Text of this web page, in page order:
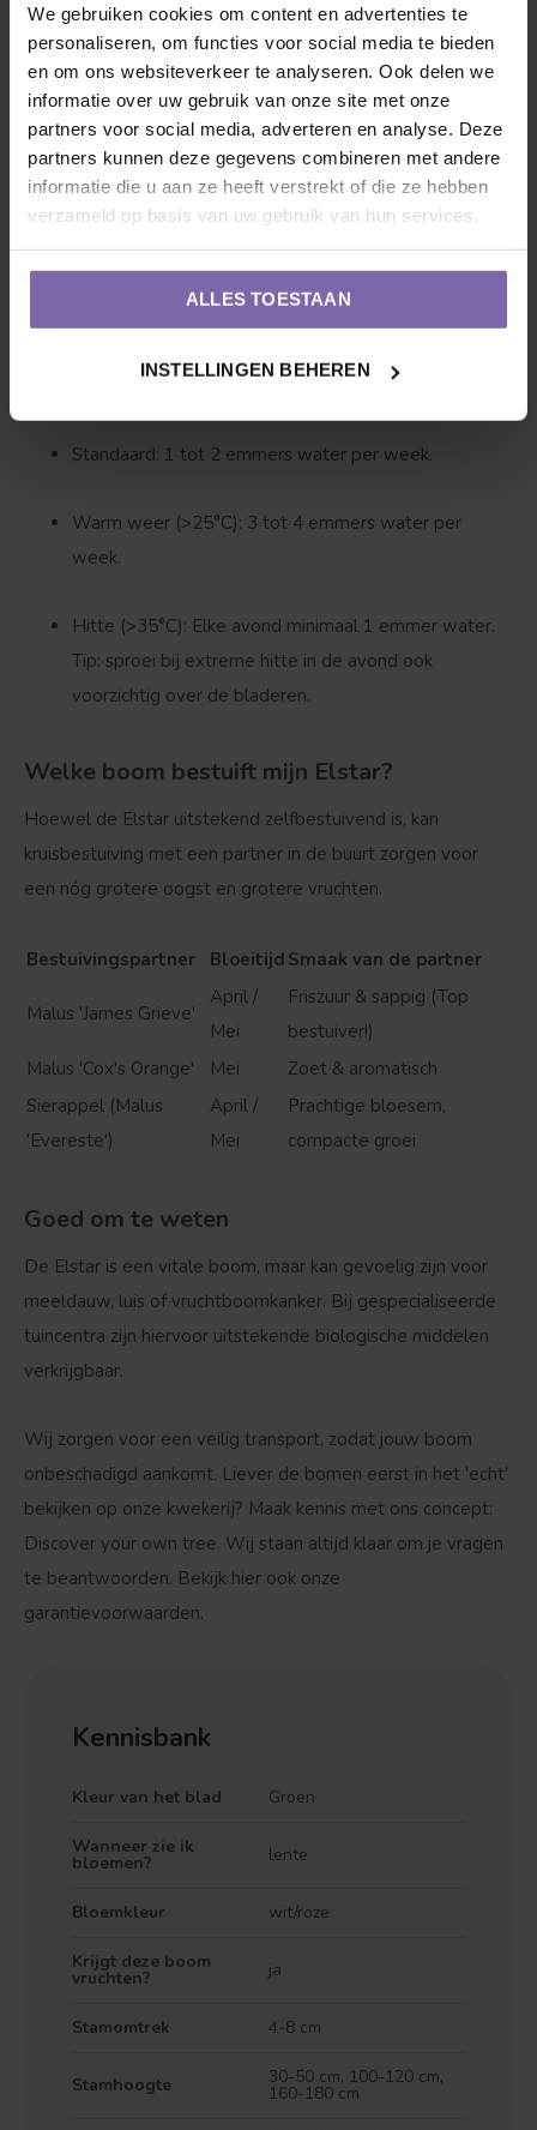
We gebruiken cookies om content en advertenties te
personaliseren, om functies voor social media te bieden
en om ons websiteverkeer te analyseren. Ook delen we
informatie over uw gebruik van onze site met onze
partners voor social media, adverteren en analyse. Deze
partners kunnen deze gegevens combineren met andere
informatie die u aan ze heeft verstrekt of die ze hebben
verzameld op basis van uw gebruik van hun services.
ALLES TOESTAAN
INSTELLINGEN BEHEREN
Elstar. Voor de beste vorm en oogst snoei je de boom
twee keer per jaar, bij voorkeur tussen november en
februari.
Hoe?Knip de uitlopende takken terug tot het
rekwerk. Alles wat er bovenop uitsteekt, knip je terug
tot de stam. Dit houdt je leiboom strak en vitaal.
3. Heeft de boom dorst?
Standaard: 1 tot 2 emmers water per week.
Warm weer (>25°C): 3 tot 4 emmers water per
week.
Hitte (>35°C): Elke avond minimaal 1 emmer water.
Tip: sproei bij extreme hitte in de avond ook
voorzichtig over de bladeren.
Welke boom bestuift mijn Elstar?
Hoewel de Elstar uitstekend zelfbestuivend is, kan
kruisbestuiving met een partner in de buurt zorgen voor
een nóg grotere oogst en grotere vruchten.
Bestuivingspartner Bloeitijd Smaak van de partner
Malus 'James Grieve'
April /
Mei
Friszuur & sappig (Top
bestuiver!)
Malus 'Cox's Orange'
Mei
Zoet & aromatisch
Sierappel (Malus
'Evereste')
April /
Mei
Prachtige bloesem,
compacte groei
Goed om te weten
De Elstar is een vitale boom, maar kan gevoelig zijn voor
meeldauw, luis of vruchtboomkanker. Bij gespecialiseerde
tuincentra zijn hiervoor uitstekende biologische middelen
verkrijgbaar.
Wij zorgen voor een veilig transport, zodat jouw boom
onbeschadigd aankomt. Liever de bomen eerst in het 'echt'
bekijken op onze kwekerij? Maak kennis met ons concept:
Discover your own tree. Wij staan altijd klaar om je vragen
te beantwoorden. Bekijk hier ook onze
garantievoorwaarden.
Kennisbank
Kleur van het blad Groen
Wanneer zie ik
bloemen? lente
Bloemkleur wit/roze
Krijgt deze boom
vruchten? ja
Stamomtrek 4-8 cm
Stamhoogte 30-50 cm, 100-120 cm,
160-180 cm
Treurvorm